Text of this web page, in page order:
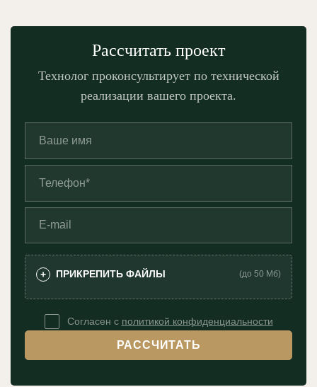
Рассчитать проект
Технолог проконсультирует по технической
реализации вашего проекта.
+ ПРИКРЕПИТЬ ФАЙЛЫ (до 50 Мб)
Согласен с политикой конфиденциальности
РАССЧИТАТЬ